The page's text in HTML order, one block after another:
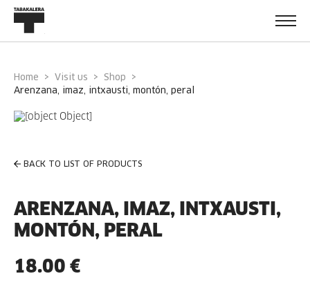
Home Visit us
Shop
arenzana, imaz, intxausti, montón, peral
BACK TO LIST OF PRODUCTS
ARENZANA, IMAZ, INTXAUSTI,
MONTÓN, PERAL
18.00 €